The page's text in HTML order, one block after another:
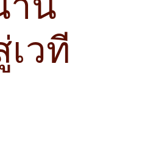
วที